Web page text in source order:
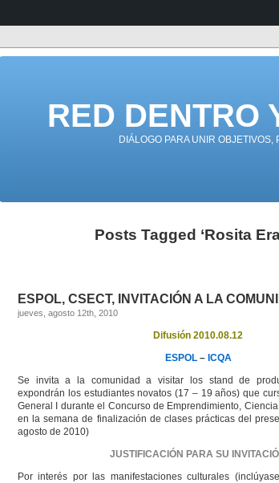
RED DENTRO
DIÁLOGO PARA UNIR
Posts Tagged ‘Rosita
ESPOL, CSECT, INVITACIÓN A LA
jueves, agosto 12th, 2010
Difusión 2010.08.12
ESPOL– ICQA
Se invita a la comunidad a visitar los stand de
expondrán los estudiantes novatos (17 – 19 años) que
General I durante el Concurso de Emprendimiento,
en la semana de finalización de clases prácticas del
agosto de 2010)
JUSTIFICACIÓN PARA SU
Por interés por las manifestaciones culturales